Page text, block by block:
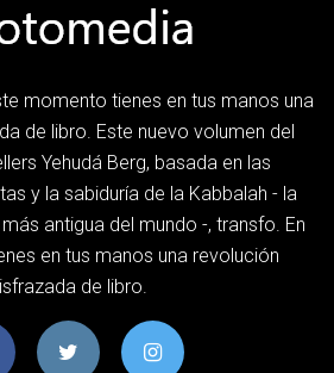
momento tienes en tus manos una
de libro. Este nuevo volumen del
Yehudá Berg, basada en las
y la sabiduría de la Kabbalah - la
antigua del mundo -, transfo. En
en tus manos una revolución
de libro.